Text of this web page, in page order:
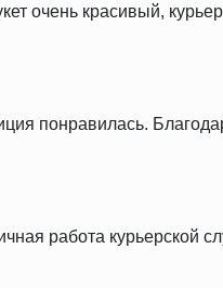
очень красивый,
понравилась.
работа курьерской